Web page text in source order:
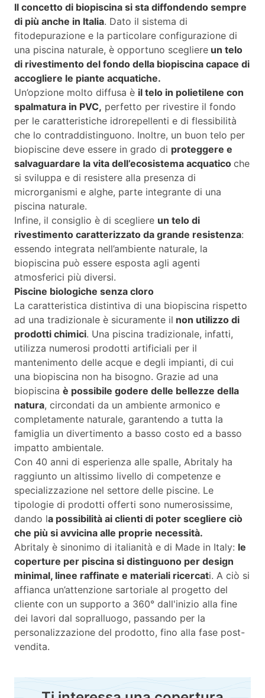
Il concetto di biopiscina si sta diffondendo sempre
di più anche in Italia. Dato il sistema di
fitodepurazione e la particolare configurazione di
una piscina naturale, è opportuno scegliere un telo
di rivestimento del fondo della biopiscina capace di
accogliere le piante acquatiche.
Un’opzione molto diffusa è il telo in polietilene con
spalmatura in PVC, perfetto per rivestire il fondo
per le caratteristiche idrorepellenti e di flessibilità
che lo contraddistinguono. Inoltre, un buon telo per
biopiscine deve essere in grado di proteggere e
salvaguardare la vita dell’ecosistema acquatico che
si sviluppa e di resistere alla presenza di
microrganismi e alghe, parte integrante di una
piscina naturale.
Infine, il consiglio è di scegliere un telo di
rivestimento caratterizzato da grande resistenza:
essendo integrata nell’ambiente naturale, la
biopiscina può essere esposta agli agenti
atmosferici più diversi.
Piscine biologiche senza cloro
La caratteristica distintiva di una biopiscina rispetto
ad una tradizionale è sicuramente il non utilizzo di
prodotti chimici. Una piscina tradizionale, infatti,
utilizza numerosi prodotti artificiali per il
mantenimento delle acque e degli impianti, di cui
una biopiscina non ha bisogno. Grazie ad una
biopiscina è possibile godere delle bellezze della
natura, circondati da un ambiente armonico e
completamente naturale, garantendo a tutta la
famiglia un divertimento a basso costo ed a basso
impatto ambientale.
Con 40 anni di esperienza alle spalle, Abritaly ha
raggiunto un altissimo livello di competenze e
specializzazione nel settore delle piscine. Le
tipologie di prodotti offerti sono numerosissime,
dando la possibilità ai clienti di poter scegliere ciò
che più si avvicina alle proprie necessità.
Abritaly è sinonimo di italianità e di Made in Italy: le
coperture per piscina si distinguono per design
minimal, linee raffinate e materiali ricercati. A ciò si
affianca un’attenzione sartoriale al progetto del
cliente con un supporto a 360° dall'inizio alla fine
dei lavori dal sopralluogo, passando per la
personalizzazione del prodotto, fino alla fase post-
vendita.